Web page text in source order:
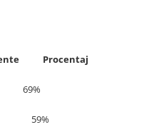
Procentaj
69%
59%